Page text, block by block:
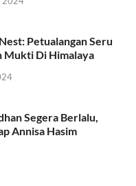
Petualangan Seru
Mukti Di Himalaya
Segera Berlalu,
Annisa Hasim